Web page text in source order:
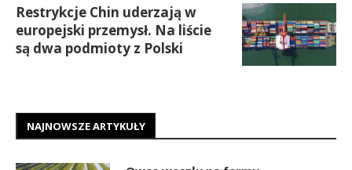
Restrykcje Chin uderzają w
europejski przemysł. Na liście
są dwa podmioty z Polski
NAJNOWSZE ARTYKUŁY